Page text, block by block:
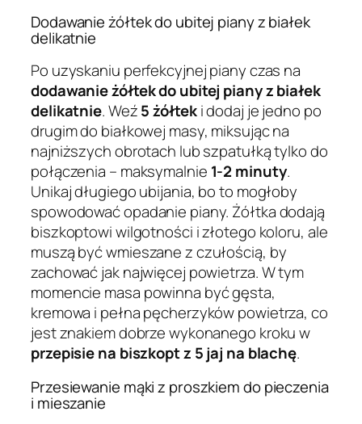
Dodawanie żółtek do ubitej piany z białek
delikatnie
Po uzyskaniu perfekcyjnej piany czas na
dodawanie żółtek do ubitej piany z białek
delikatnie. Weź5 żółteki dodaj je jedno po
drugim do białkowej masy, miksując na
najniższych obrotach lub szpatułką tylko do
połączenia – maksymalnie 1-2 minuty.
Unikaj długiego ubijania, bo to mogłoby
spowodować opadanie piany. Żółtka dodają
biszkoptowi wilgotności i złotego koloru, ale
muszą być wmieszane z czułością, by
zachować jak najwięcej powietrza. W tym
momencie masa powinna być gęsta,
kremowa i pełna pęcherzyków powietrza, co
jest znakiem dobrze wykonanego kroku w
przepisie na biszkopt z 5 jaj na blachę.
Przesiewanie mąki z proszkiem do pieczenia
i mieszanie